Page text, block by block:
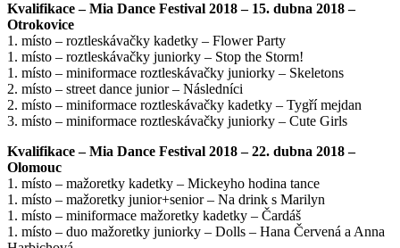
Kvalifikace – Mia Dance Festival 2018 – 15. dubna 2018 –
Otrokovice
1. místo – roztleskávačky kadetky – Flower Party
1. místo – roztleskávačky juniorky – Stop the Storm!
1. místo – miniformace roztleskávačky juniorky – Skeletons
2. místo – street dance junior – Následníci
2. místo – miniformace roztleskávačky kadetky – Tygří mejdan
3. místo – miniformace roztleskávačky juniorky – Cute Girls
Kvalifikace – Mia Dance Festival 2018 – 22. dubna 2018 –
Olomouc
1. místo – mažoretky kadetky – Mickeyho hodina tance
1. místo – mažoretky junior+senior – Na drink s Marilyn
1. místo – miniformace mažoretky kadetky – Čardáš
1. místo – duo mažoretky juniorky – Dolls – Hana Červená a Anna